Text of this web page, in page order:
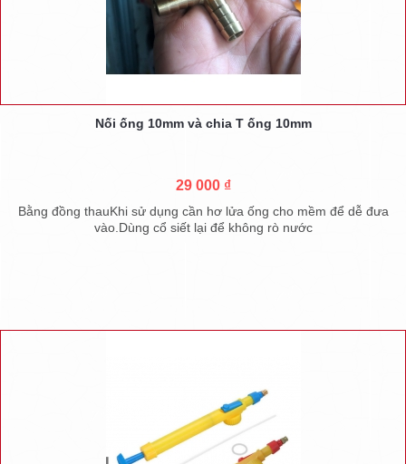
Nối ống 10mm và chia T ống 10mm
29 000 ₫
Bằng đồng thauKhi sử dụng cần hơ lửa ống cho mềm để dễ đưa
vào.Dùng cổ siết lại để không rò nước